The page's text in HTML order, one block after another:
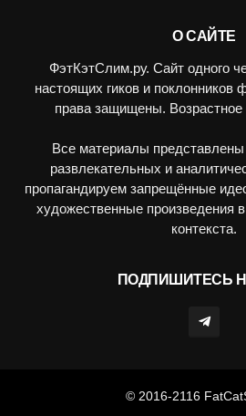
О САЙТЕ
ФэтКэтСлим.ру. Сайт одного
настоящих гиков и поклонников
права защищены. Возрастное
Все материалы
развлекательных и
пропагандируем запрещённые
художественные произведения
контекста.
ПОДПИШИТЕСЬ
© 2016-2116